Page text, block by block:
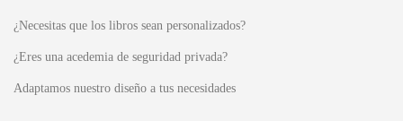
¿Necesitas que los libros sean personalizados?
¿Eres una acedemia de seguridad privada?
Adaptamos nuestro diseño a tus necesidades